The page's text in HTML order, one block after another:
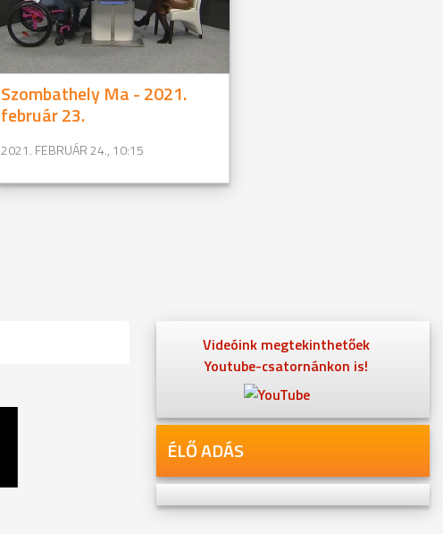
Szombathely Ma - 2021.
február 23.
2021. FEBRUÁR 24., 10:15
Videóink megtekinthetőek
Youtube-csatornánkon is!
ÉLŐ ADÁS